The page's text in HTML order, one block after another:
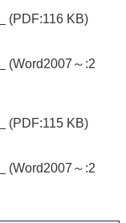
(PDF:116 KB)
(Word2007～:2
(PDF:115 KB)
(Word2007～:2